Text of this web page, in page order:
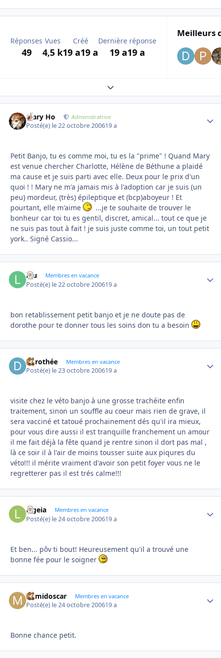
Réponses
49
Vues
4,5 k
Créé
19 a19 a
Dernière réponse
19 a19 a
Meilleurs
Expand topic overview
Mary Ho Administratrice
Posté(e) le 22 octobre 200619 a
Petit Banjo, tu es comme moi, tu es la "prime" ! Quand Mary
est venue chercher Charlotte, Hélène de Béthune a plaidé
ma cause et je suis parti avec elle. Deux pour le prix d'un
quoi ! ! Mary ne m'a jamais mis à l'adoption car je suis (un
peu) mordeur, (très) épileptique et (bcp)aboyeur ! Et
pourtant, elle m'aime
...je te souhaite de trouver le
bonheur car toi tu es gentil, discret, amical... tout ce que je
ne suis pas tout à fait ! je suis juste comme toi, un tout petit
york.. Signé Cassio...
lou Membres en vacance
Posté(e) le 22 octobre 200619 a
bon retablissement petit banjo et je ne doute pas de
dorothe pour te donner tous les soins don tu a besoin
dorothée Membres en vacance
Posté(e) le 23 octobre 200619 a
visite chez le véto banjo à une grosse trachéite enfin
traitement, sinon un souffle au coeur mais rien de grave, il
sera vacciné et tatoué prochainement dés qu'il ira mieux,
pour vous dire aussi il est tranquille franchement un amour
il me fait déjà la fête quand je rentre sinon il dort pas mal ,
là ce soir il à l'air de moins tousser suite aux piqures du
véto!!! il mérite vraiment d'avoir son petit foyer vous ne le
regretterer pas il est trés calme!!!
Ligeia Membres en vacance
Posté(e) le 24 octobre 200619 a
Et ben... pôv ti bout! Heureusement qu'il a trouvé une
bonne fée pour le soigner
mimidoscar Membres en vacance
Posté(e) le 24 octobre 200619 a
Bonne chance petit.